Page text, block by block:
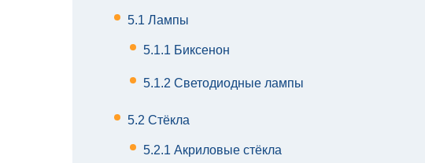
5.1 Лампы
5.1.1 Биксенон
5.1.2 Светодиодные лампы
5.2 Стёкла
5.2.1 Акриловые стёкла